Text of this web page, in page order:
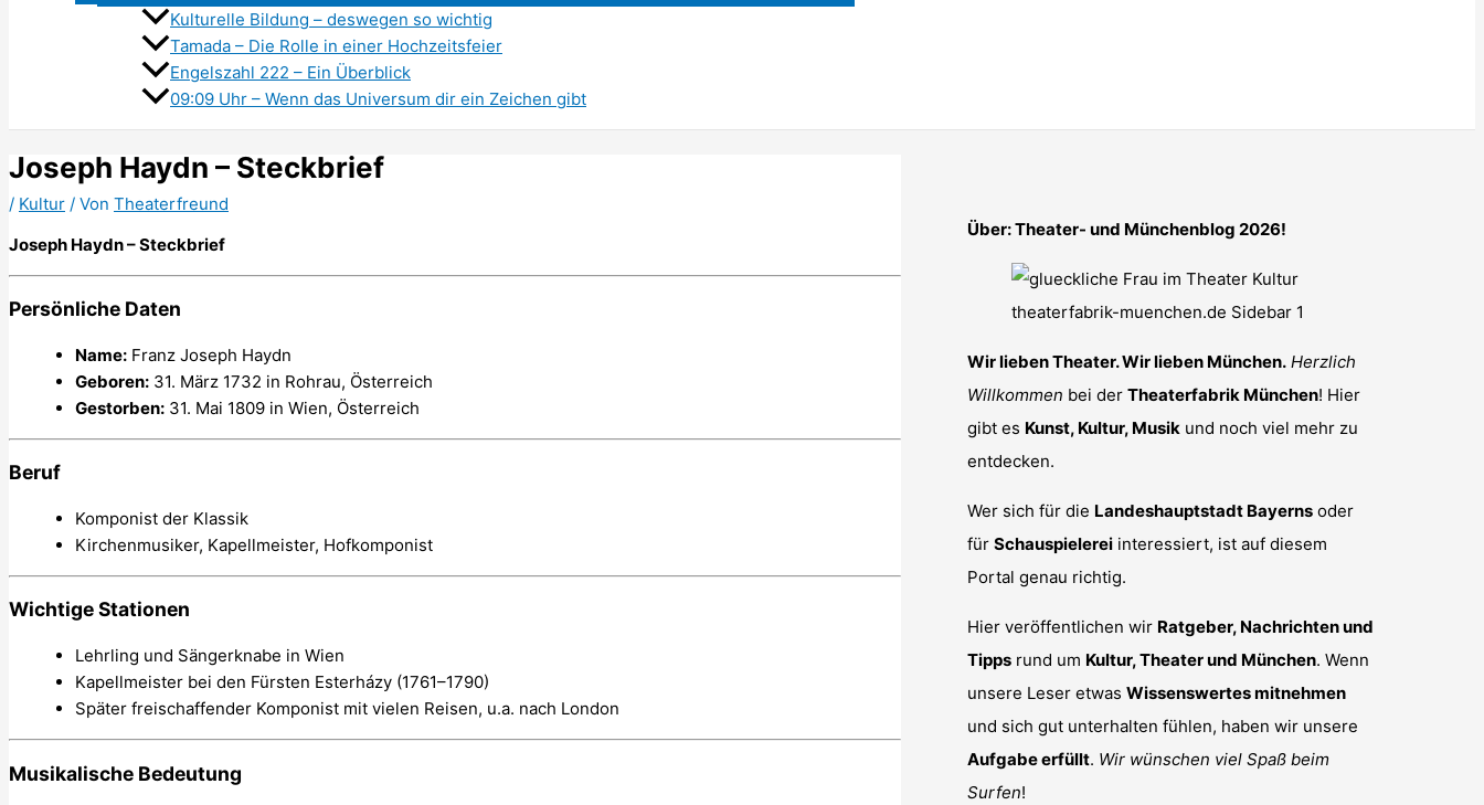
Kulturelle Bildung – deswegen so wichtig
Tamada – Die Rolle in einer Hochzeitsfeier
Engelszahl 222 – Ein Überblick
09:09 Uhr – Wenn das Universum dir ein Zeichen gibt
Joseph Haydn – Steckbrief
/ Kultur / Von Theaterfreund
Joseph Haydn – Steckbrief
Persönliche Daten
Name: Franz Joseph Haydn
Geboren: 31. März 1732 in Rohrau, Österreich
Gestorben: 31. Mai 1809 in Wien, Österreich
Beruf
Komponist der Klassik
Kirchenmusiker, Kapellmeister, Hofkomponist
Wichtige Stationen
Lehrling und Sängerknabe in Wien
Kapellmeister bei den Fürsten Esterházy (1761–1790)
Später freischaffender Komponist mit vielen Reisen, u.a. nach London
Musikalische Bedeutung
Über: Theater- und Münchenblog 2026!
Wir lieben Theater. Wir lieben München. Herzlich
Willkommen bei der Theaterfabrik München! Hier
gibt es Kunst, Kultur, Musik und noch viel mehr zu
entdecken.
Wer sich für die Landeshauptstadt Bayerns oder
für Schauspielerei interessiert, ist auf diesem
Portal genau richtig.
Hier veröffentlichen wir Ratgeber, Nachrichten und
Tipps rund um Kultur, Theater und München. Wenn
unsere Leser etwas Wissenswertes mitnehmen
und sich gut unterhalten fühlen, haben wir unsere
Aufgabe erfüllt. Wir wünschen viel Spaß beim
Surfen!